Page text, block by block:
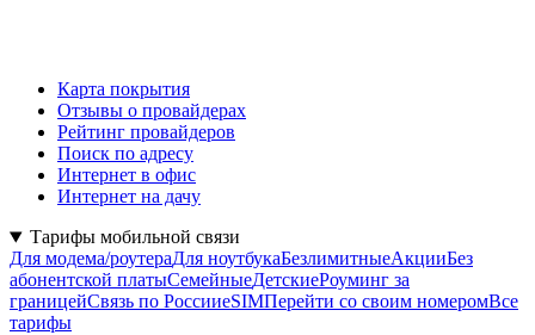
Карта покрытия
Отзывы о провайдерах
Рейтинг провайдеров
Поиск по адресу
Интернет в офис
Интернет на дачу
Тарифы мобильной связи
Для модема/роутераДля ноутбукаБезлимитныеАкцииБез
абонентской платыСемейныеДетскиеРоуминг за
границейСвязь по РоссииeSIMПерейти со своим номеромВсе
тарифы